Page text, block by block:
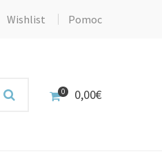
Wishlist Pomoc
0 0,00€